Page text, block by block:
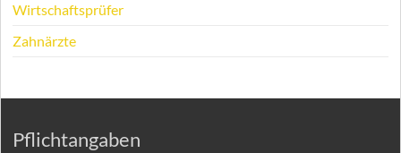
Wirtschaftsprüfer
Zahnärzte
Pflichtangaben